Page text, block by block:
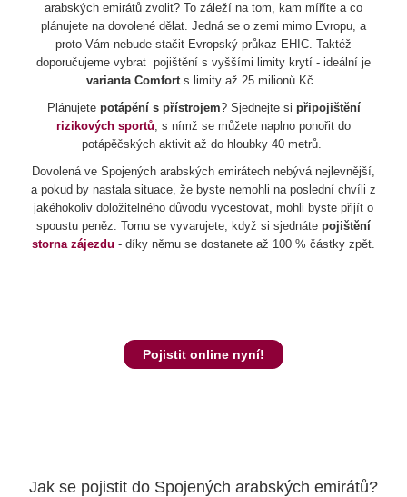
arabských emirátů zvolit? To záleží na tom, kam míříte a co
plánujete na dovolené dělat. Jedná se o zemi mimo Evropu, a
proto Vám nebude stačit Evropský průkaz EHIC. Taktéž
doporučujeme vybrat pojištění s vyššími limity krytí - ideální je
varianta Comforts limity až 25 milionů Kč.
Plánujete potápění s přístrojem? Sjednejte si připojištění
rizikových sportů, s nímž se můžete naplno ponořit do
potápěčských aktivit až do hloubky 40 metrů.
Dovolená ve Spojených arabských emirátech nebývá nejlevnější,
a pokud by nastala situace, že byste nemohli na poslední chvíli z
jakéhokoliv doložitelného důvodu vycestovat, mohli byste přijít o
spoustu peněz. Tomu se vyvarujete, když si sjednáte pojištění
storna zájezdu - díky němu se dostanete až 100 % částky zpět.
Pojistit online nyní!
Jak se pojistit do Spojených arabských emirátů?